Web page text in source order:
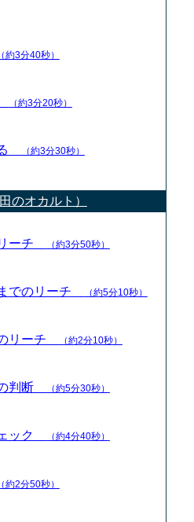
（約3分40秒）
（約3分20秒）
（約3分30秒）
のオカルト）
ーチ （約3分50秒）
でのリーチ （約5分10秒）
リーチ （約2分10秒）
判断 （約5分30秒）
ック （約4分40秒）
（約2分50秒）